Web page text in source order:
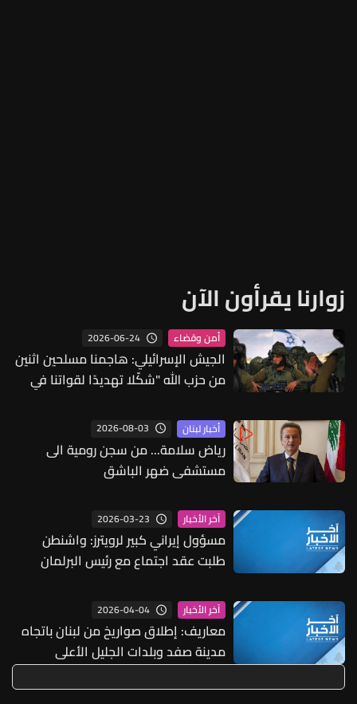
زوارنا يقرأون الآن
أمن وقضاء 2026-06-24
الجيش الإسرائيلي: هاجمنا مسلحين اثنين
من حزب الله "شكّلا تهديدًا لقواتنا في
أخبار لبنان 2026-08-03
رياض سلامة... من سجن رومية الى
مستشفى ضهر الباشق
آخر الأخبار 2026-03-23
مسؤول إيراني كبير لرويترز: واشنطن
طلبت عقد اجتماع مع رئيس البرلمان
ترد بعد
آخر الأخبار 2026-04-04
معاريف: إطلاق صواريخ من لبنان باتجاه
مدينة صفد وبلدات الجليل الأعلى